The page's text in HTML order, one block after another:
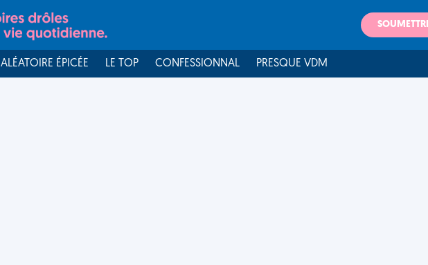
ALÉATOIRE ÉPICÉE LE TOP CONFESSIONNAL PRESQUE VDM